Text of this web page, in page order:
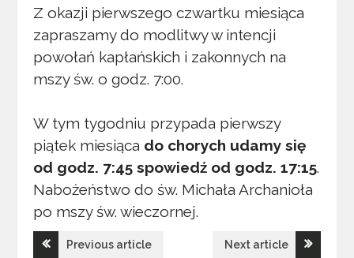
Z okazji pierwszego czwartku miesiąca
zapraszamy do modlitwy w intencji
powołań kapłańskich i zakonnych na
mszy św. o godz. 7:00.
W tym tygodniu przypada pierwszy
piątek miesiąca do chorych udamy się
od godz. 7:45 spowiedź od godz. 17:15.
Nabożeństwo do św. Michała Archanioła
po mszy św. wieczornej.
Nawigacja
Previous article Next article